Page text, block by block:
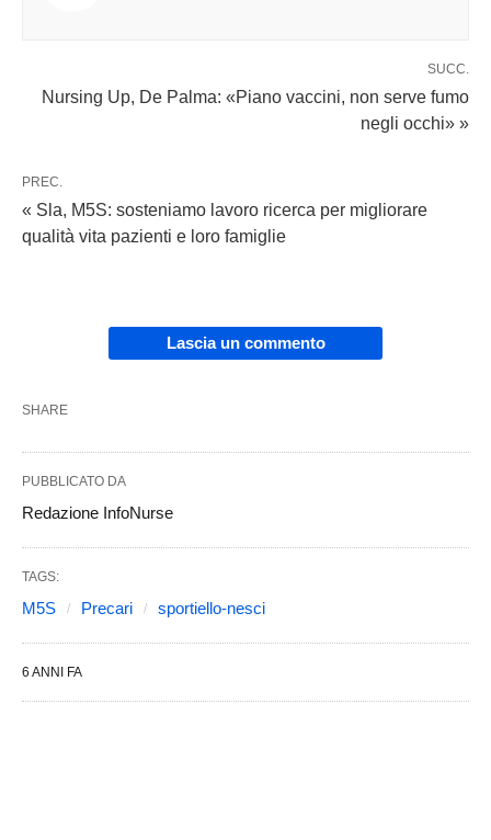
SUCC.
Nursing Up, De Palma: «Piano vaccini, non serve fumo
negli occhi» »
PREC.
« Sla, M5S: sosteniamo lavoro ricerca per migliorare
qualità vita pazienti e loro famiglie
Lascia un commento
SHARE
PUBBLICATO DA
Redazione InfoNurse
TAGS:
M5S Precari sportiello-nesci
6 ANNI FA